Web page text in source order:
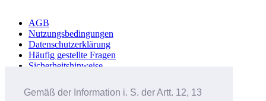
Gemäß der Information i. S. der Artt. 12, 13
AGB
Nutzungsbedingungen
Datenschutzerklärung
Häufig gestellte Fragen
Sicherheitshinweise
Impressum